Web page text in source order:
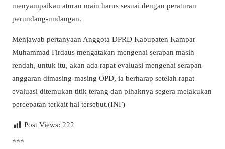
menyampaikan aturan main harus sesuai dengan peraturan
perundang-undangan.
Menjawab pertanyaan Anggota DPRD Kabupaten Kampar
Muhammad Firdaus mengatakan mengenai serapan masih
rendah, untuk itu, akan ada rapat evaluasi mengenai serapan
anggaran dimasing-masing OPD, ia berharap setelah rapat
evaluasi ditemukan titik terang dan pihaknya segera melakukan
percepatan terkait hal tersebut.(INF)
Post Views: 222
***